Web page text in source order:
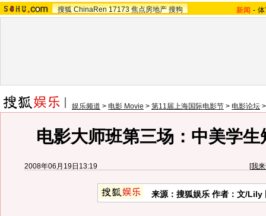
搜狐 ChinaRen 17173 焦点房地产 搜狗 新闻 -
娱乐频道 > 电影 Movie > 第11届上海国际电影节 > 电影论坛
电影大师班第三场：中美学生
2008年06月19日13:19 [我
来源：搜狐娱乐 作者：文/Lily